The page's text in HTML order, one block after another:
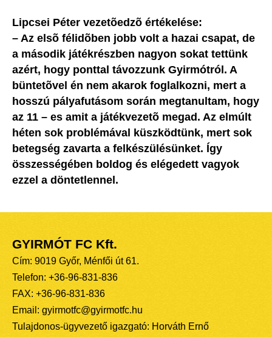
Lipcsei Péter vezetõedzõ értékelése:
– Az elsõ félidõben jobb volt a hazai csapat, de
a második játékrészben nagyon sokat tettünk
azért, hogy ponttal távozzunk Gyirmótról. A
büntetõvel én nem akarok foglalkozni, mert a
hosszú pályafutásom során megtanultam, hogy
az 11 – es amit a játékvezetõ megad. Az elmúlt
héten sok problémával küszködtünk, mert sok
betegség zavarta a felkészülésünket. Így
összességében boldog és elégedett vagyok
ezzel a döntetlennel.
GYIRMÓT FC Kft.
Cím: 9019 Győr, Ménfői út 61.
Telefon: +36-96-831-836
FAX: +36-96-831-836
Email: gyirmotfc@gyirmotfc.hu
Tulajdonos-ügyvezető igazgató: Horváth Ernő